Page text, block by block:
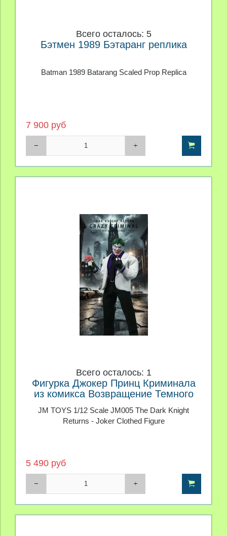
Всего осталось: 5
Бэтмен 1989 Бэтаранг реплика
Batman 1989 Batarang Scaled Prop Replica
7 900 руб
Всего осталось: 1
Фигурка Джокер Принц Криминала
из комикса Возвращение Темного
JM TOYS 1/12 Scale JM005 The Dark Knight
Returns - Joker Clothed Figure
5 490 руб